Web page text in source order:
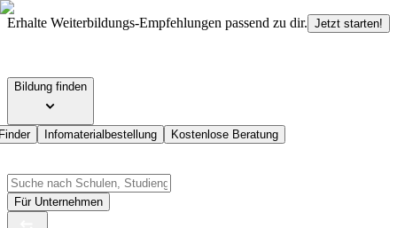
Erhalte Weiterbildungs-Empfehlungen passend zu dir. Jetzt starten!
Bildung finden
Infomaterialbestellung Kostenlose Beratung
Für Unternehmen